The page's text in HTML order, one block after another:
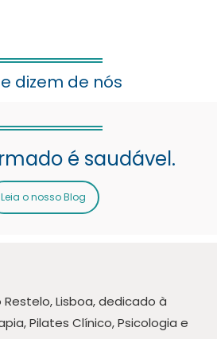
dizem de nós
é saudável.
Leia o nosso Blog
Lisboa, dedicado à
Pilates Clínico, Psicologia e